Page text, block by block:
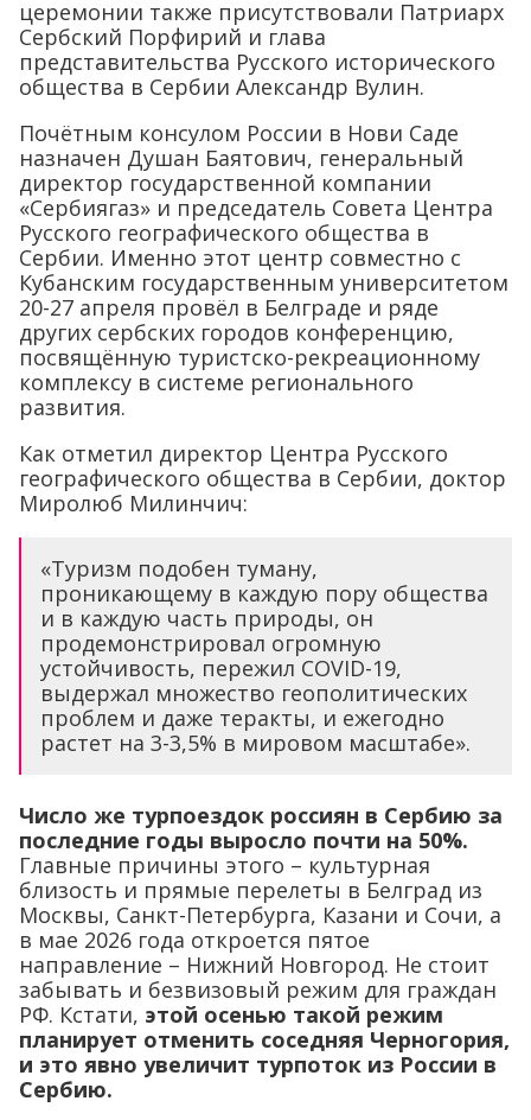
церемонии также присутствовали Патриарх
Сербский Порфирий и глава
представительства Русского исторического
общества в Сербии Александр Вулин.
Почётным консулом России в Нови Саде
назначен Душан Баятович, генеральный
директор государственной компании
«Сербиягаз» и председатель Совета Центра
Русского географического общества в
Сербии. Именно этот центр совместно с
Кубанским государственным университетом
20-27 апреля провёл в Белграде и ряде
других сербских городов конференцию,
посвящённую туристско-рекреационному
комплексу в системе регионального
развития.
Как отметил директор Центра Русского
географического общества в Сербии, доктор
Миролюб Милинчич:
«Туризм подобен туману,
проникающему в каждую пору общества
и в каждую часть природы, он
продемонстрировал огромную
устойчивость, пережил COVID-19,
выдержал множество геополитических
проблем и даже теракты, и ежегодно
растет на 3-3,5% в мировом масштабе».
Число же турпоездок россиян в Сербию за
последние годы выросло почти на 50%.
Главные причины этого – культурная
близость и прямые перелеты в Белград из
Москвы, Санкт-Петербурга, Казани и Сочи, а
в мае 2026 года откроется пятое
направление – Нижний Новгород. Не стоит
забывать и безвизовый режим для граждан
РФ. Кстати, этой осенью такой режим
планирует отменить соседняя Черногория,
и это явно увеличит турпоток из России в
Сербию.